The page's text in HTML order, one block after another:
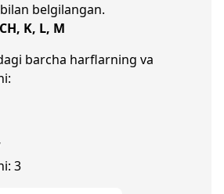
belgilangan.
CH, K, L, M
barcha harflarning va
3